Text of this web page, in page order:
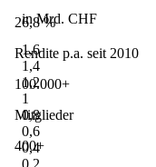
in Mrd. CHF
1,6
1,4
1,2
1
0,8
0,6
0,4
0,2
26,8 %
Rendite p.a. seit 2010
100.000+
Mitglieder
400+